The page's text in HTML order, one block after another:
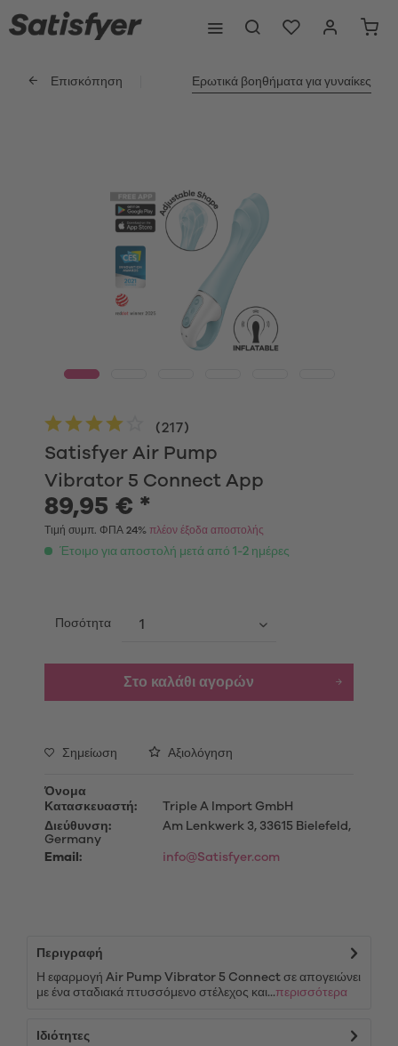
Επισκόπηση Ερωτικά βοηθήματα για γυναίκες
Satisfyer Air Pump
Vibrator 5 Connect App
(217)
89,95 € *
Τιμή συμπ. ΦΠΑ 24% πλέον έξοδα αποστολής
Έτοιμο για αποστολή μετά από 1-2 ημέρες
Ποσότητα
Στο καλάθι αγορών
Σημείωση Αξιολόγηση
Όνομα
Κατασκευαστή:
Triple A Import GmbH
Διεύθυνση:
Am Lenkwerk 3, 33615 Bielefeld,
Germany
Email:
info@Satisfyer.com
Περιγραφή
Η εφαρμογή Air Pump Vibrator 5 Connect σε απογειώνει
με ένα σταδιακά πτυσσόμενο στέλεχος και...περισσότερα
Ιδιότητες